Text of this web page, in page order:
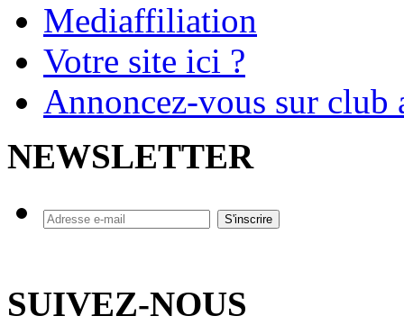
Mediaffiliation
Votre site ici ?
Annoncez-vous sur
NEWSLETTER
SUIVEZ-NOUS